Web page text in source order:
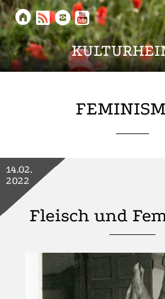
   
Fleisch und
14.02.
2022